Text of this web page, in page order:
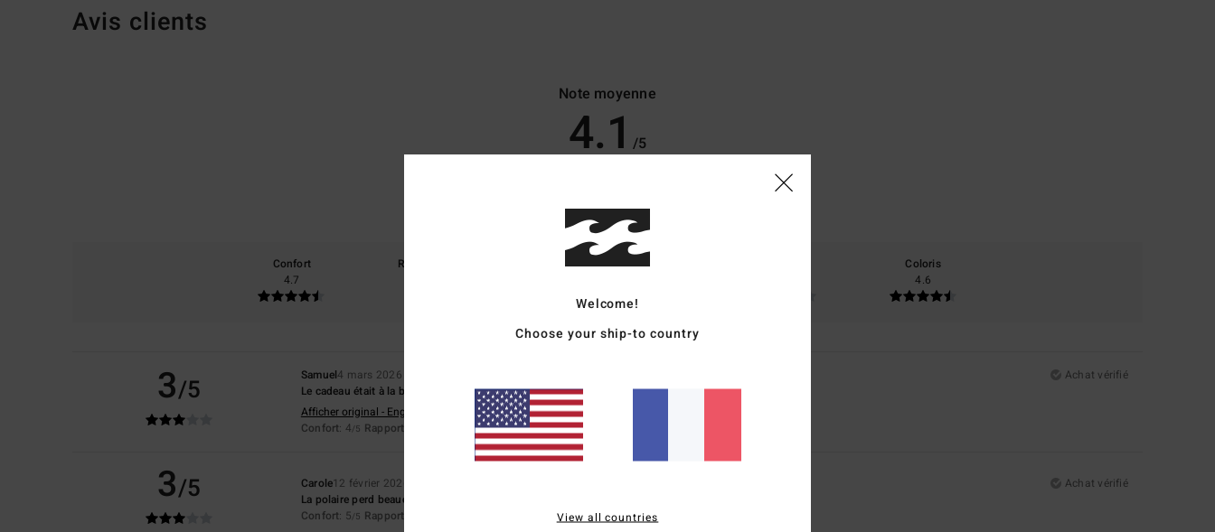
Avis clients
Note moyenne
4.1 /5
40% de nos clients recommandent ce produit
Confort
4.7
Rapport qualité / prix
Taille
Coloris
4.6
3/5 Samuel4 mars 2026
Achat vérifié
Le cadeau était à la bonne taille ; elle a apprécié son toucher et son design.
Afficher original - English
Confort: 4/5 Rapport qualité / prix : 3/5 Taille: Taille parfaite
3/5 Carole12 février 2026
Achat vérifié
La polaire perd beaucoup de peluches qui se déposent sur les autres vêtements.
Confort: 5/5 Rapport qualité / prix : Taille parfaiteMatière: 2/5
Welcome!
Choose your ship-to country
View all countries